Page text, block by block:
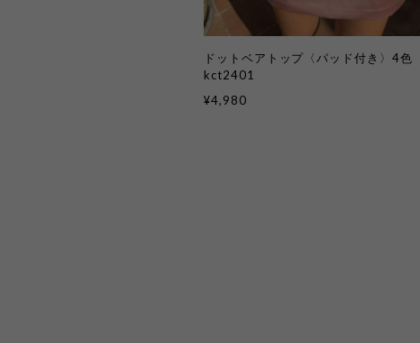
ドットベアトップ〈パッド付き〉4色
kct2401
¥4,980